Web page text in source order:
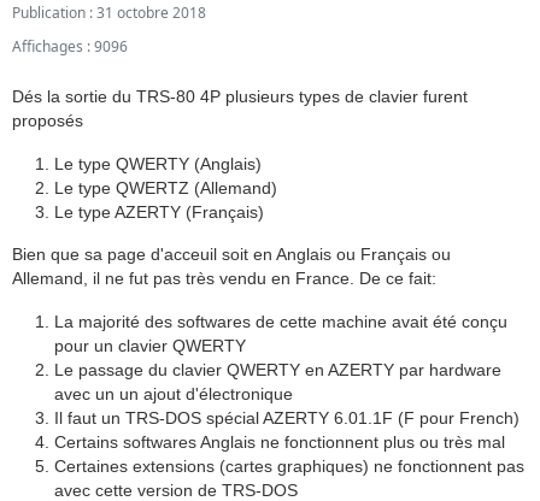
Publication : 31 octobre 2018
Affichages : 9096
Dés la sortie du TRS-80 4P plusieurs types de clavier furent
proposés
Le type QWERTY (Anglais)
Le type QWERTZ (Allemand)
Le type AZERTY (Français)
Bien que sa page d'acceuil soit en Anglais ou Français ou
Allemand, il ne fut pas très vendu en France. De ce fait:
La majorité des softwares de cette machine avait été conçu
pour un clavier QWERTY
Le passage du clavier QWERTY en AZERTY par hardware
avec un un ajout d'électronique
Il faut un TRS-DOS spécial AZERTY 6.01.1F (F pour French)
Certains softwares Anglais ne fonctionnent plus ou très mal
Certaines extensions (cartes graphiques) ne fonctionnent pas
avec cette version de TRS-DOS